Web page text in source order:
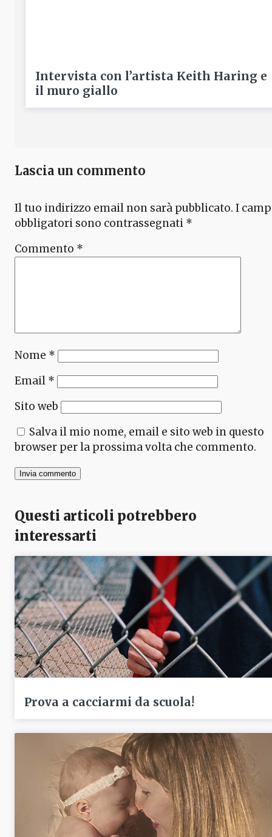
Intervista con l’artista Keith Haring e
il muro giallo
Lascia un commento
Il tuo indirizzo email non sarà pubblicato. I
obbligatori sono contrassegnati *
Commento *
Nome *
Email *
Sito web
Salva il mio nome, email e sito web in questo
browser per la prossima volta che commento.
Questi articoli potrebbero
interessarti
Prova a cacciarmi da scuola!